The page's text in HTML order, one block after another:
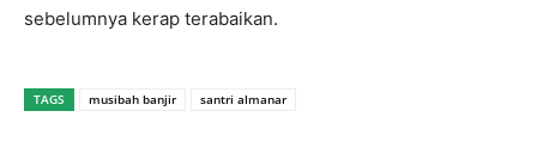
sebelumnya kerap terabaikan.
TAGS musibah banjir santri almanar